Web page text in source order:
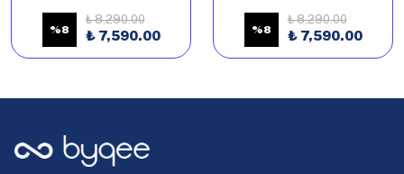
%8
₺ 8,290.00
₺ 7,590.00 %8
₺ 8,290.00
₺ 7,590.00